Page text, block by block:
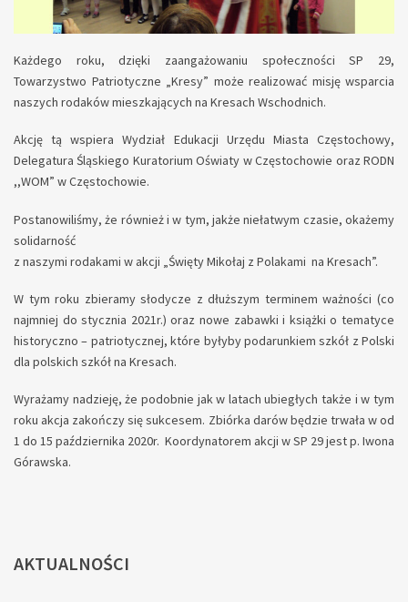
Każdego roku, dzięki zaangażowaniu społeczności SP 29,
Towarzystwo Patriotyczne „Kresy” może realizować misję wsparcia
naszych rodaków mieszkających na Kresach Wschodnich.
Akcję tą wspiera Wydział Edukacji Urzędu Miasta Częstochowy,
Delegatura Śląskiego Kuratorium Oświaty w Częstochowie oraz RODN
,,WOM” w Częstochowie.
Postanowiliśmy, że również i w tym, jakże niełatwym czasie, okażemy
solidarność
z naszymi rodakami w akcji „Święty Mikołaj z Polakami na Kresach”.
W tym roku zbieramy słodycze z dłuższym terminem ważności (co
najmniej do stycznia 2021r.) oraz nowe zabawki i książki o tematyce
historyczno – patriotycznej, które byłyby podarunkiem szkół z Polski
dla polskich szkół na Kresach.
Wyrażamy nadzieję, że podobnie jak w latach ubiegłych także i w tym
roku akcja zakończy się sukcesem. Zbiórka darów będzie trwała w od
1 do 15 października 2020r. Koordynatorem akcji w SP 29 jest p. Iwona
Górawska.
AKTUALNOŚCI